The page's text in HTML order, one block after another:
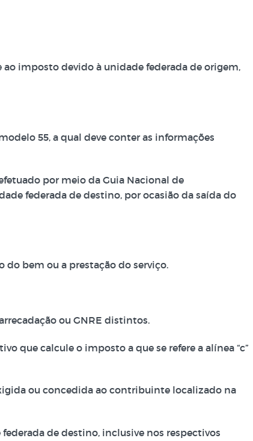
imposto devido à unidade federada de origem,
55, a qual deve conter as informações
por meio da Guia Nacional de
federada de destino, por ocasião da saída do
bem ou a prestação do serviço.
ou GNRE distintos.
que calcule o imposto a que se refere a alínea “c”
ou concedida ao contribuinte localizado na
de destino, inclusive nos respectivos